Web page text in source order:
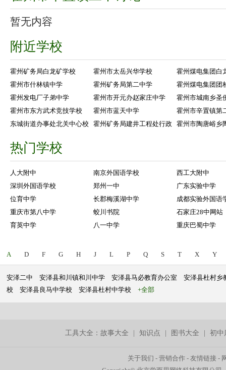
暂无内容
附近学校
霍州矿务局白龙矿学校 霍州市太岳兴华学校
霍州煤电集团白
霍州市什林镇中学
霍州矿务局第二中学
霍州煤电集团团
霍州发电厂子弟中学
霍州市开元办赵家庄中学
霍州市城南乡圣
霍州市东方武术竞技学校
霍州市蓝天中学
霍州市辛置镇第
东城街道办事处北关中心校
霍州矿务局建井工程处行政 霍州市陶唐峪乡
热门学校
人大附中 南京外国语学校
西工大附中
深圳外国语学校
郑州一中
广东实验中学
位育中学
长郡梅溪湖中学
成都实验外国语
重庆市第八中学
蛟川书院
石家庄28中网站
育英中学
八一中学 重庆巴蜀中学
A D F G H J L P Q S T X Y
安泽二中 安泽县和川镇和川中学 安泽县马必教育办公室
安泽县杜村乡
校
安泽县良马中学校 安泽县杜村中学校 +全部
工具大全：故事大全 |知识点 图书大全 |初中
关于我们 -营销合作 -友情链接 -